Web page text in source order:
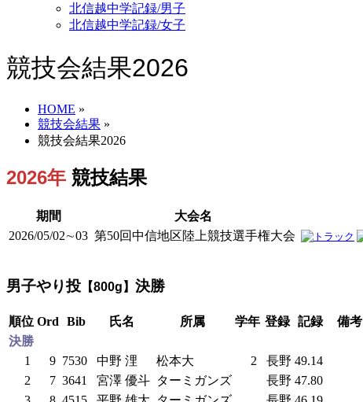
北信越中学記録/男子
北信越中学記録/女子
競技会結果2026
HOME »
競技会結果 »
競技会結果2026
2026年 競技結果
期間 大会名
2026/05/02∼03 第50回中信地区陸上競技選手権大会
男子やり投 【800g】 決勝
順位 Ord Bib 氏名 所属 学年 登録 記録
備考
決勝
1
9 7530 中野 浬 松本大 2 長野 49.14
2
7 3641 宮澤 優斗 ターミガンズ 長野 47.80